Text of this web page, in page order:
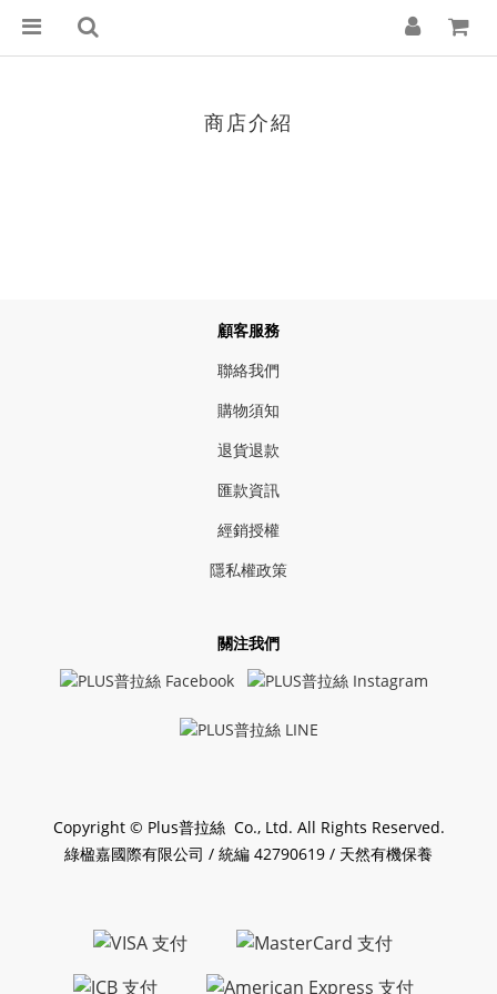
商店介紹
顧客服務
聯絡我們
購物須知
退貨退款
匯款資訊
經銷授權
隱私權政策
關注我們
Copyright © Plus普拉絲 Co., Ltd. All Rights Reserved.
綠楹嘉國際有限公司 / 統編 42790619 / 天然有機保養